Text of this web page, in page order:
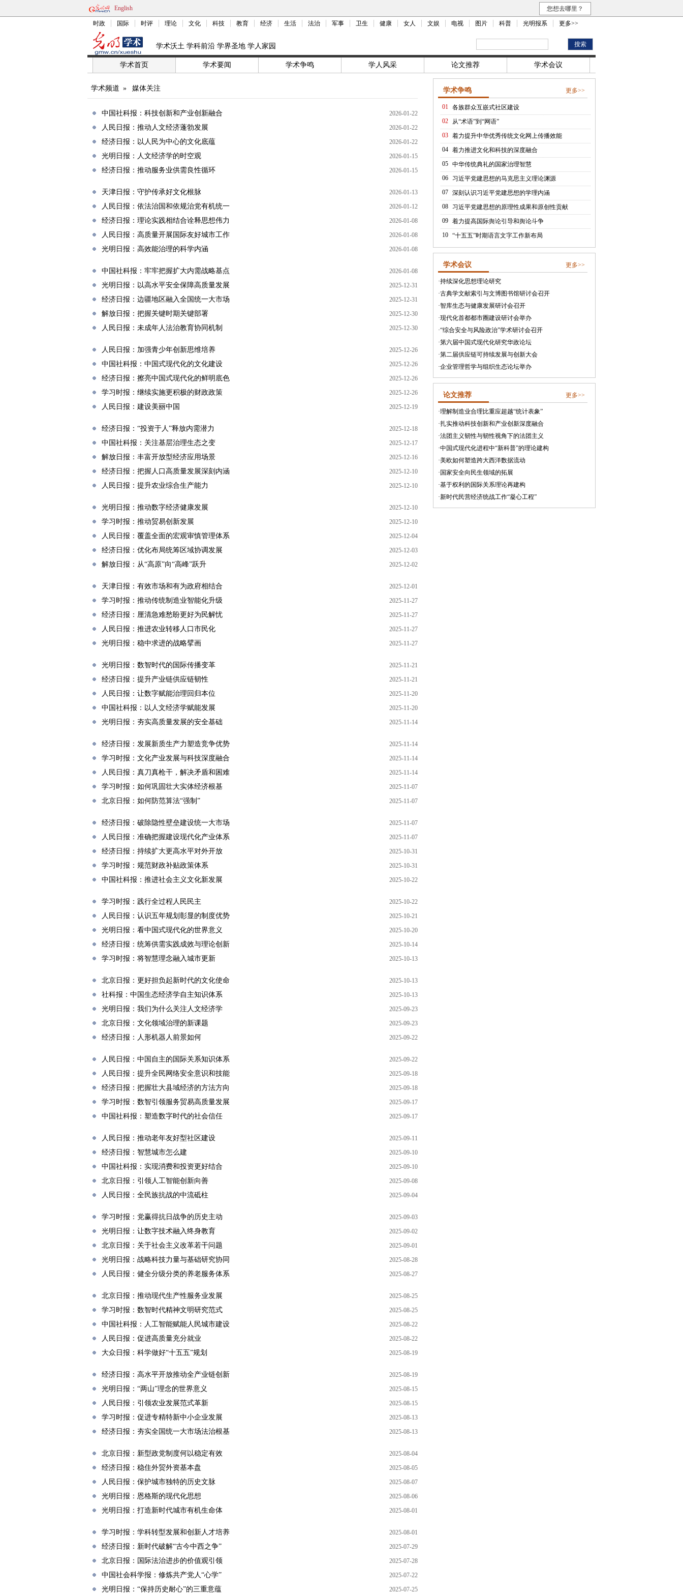
English 您想去哪里？
时政 国际 时评 理论 文化 科技 教育 经济 生活 法治 军事 卫生 健康 女人 文娱 电视 图片 科普 光明报系 更多>>
学术沃土 学科前沿 学界圣地 学人家园
学术首页 学术要闻 学术争鸣 学人风采 论文推荐 学术会议
学术频道 » 媒体关注
中国社科报：科技创新和产业创新融合 2026-01-22
人民日报：推动人文经济蓬勃发展 2026-01-22
经济日报：以人民为中心的文化底蕴 2026-01-22
光明日报：人文经济学的时空观 2026-01-15
经济日报：推动服务业供需良性循环 2026-01-15
天津日报：守护传承好文化根脉 2026-01-13
人民日报：依法治国和依规治党有机统一 2026-01-12
经济日报：理论实践相结合诠释思想伟力 2026-01-08
人民日报：高质量开展国际友好城市工作 2026-01-08
光明日报：高效能治理的科学内涵 2026-01-08
中国社科报：牢牢把握扩大内需战略基点 2026-01-08
光明日报：以高水平安全保障高质量发展 2025-12-31
经济日报：边疆地区融入全国统一大市场 2025-12-31
解放日报：把握关键时期关键部署 2025-12-30
人民日报：未成年人法治教育协同机制 2025-12-30
人民日报：加强青少年创新思维培养 2025-12-26
中国社科报：中国式现代化的文化建设 2025-12-26
经济日报：擦亮中国式现代化的鲜明底色 2025-12-26
学习时报：继续实施更积极的财政政策 2025-12-26
人民日报：建设美丽中国 2025-12-19
经济日报：“投资于人”释放内需潜力 2025-12-18
中国社科报：关注基层治理生态之变 2025-12-17
解放日报：丰富开放型经济应用场景 2025-12-16
经济日报：把握人口高质量发展深刻内涵 2025-12-10
人民日报：提升农业综合生产能力 2025-12-10
光明日报：推动数字经济健康发展 2025-12-10
学习时报：推动贸易创新发展 2025-12-10
人民日报：覆盖全面的宏观审慎管理体系 2025-12-04
经济日报：优化布局统筹区域协调发展 2025-12-03
解放日报：从“高原”向“高峰”跃升 2025-12-02
天津日报：有效市场和有为政府相结合 2025-12-01
学习时报：推动传统制造业智能化升级 2025-11-27
经济日报：厘清急难愁盼更好为民解忧 2025-11-27
人民日报：推进农业转移人口市民化 2025-11-27
光明日报：稳中求进的战略擘画 2025-11-27
光明日报：数智时代的国际传播变革 2025-11-21
经济日报：提升产业链供应链韧性 2025-11-21
人民日报：让数字赋能治理回归本位 2025-11-20
中国社科报：以人文经济学赋能发展 2025-11-20
光明日报：夯实高质量发展的安全基础 2025-11-14
经济日报：发展新质生产力塑造竞争优势 2025-11-14
学习时报：文化产业发展与科技深度融合 2025-11-14
人民日报：真刀真枪干，解决矛盾和困难 2025-11-14
学习时报：如何巩固壮大实体经济根基 2025-11-07
北京日报：如何防范算法“强制” 2025-11-07
经济日报：破除隐性壁垒建设统一大市场 2025-11-07
人民日报：准确把握建设现代化产业体系 2025-11-07
经济日报：持续扩大更高水平对外开放 2025-10-31
学习时报：规范财政补贴政策体系 2025-10-31
中国社科报：推进社会主义文化新发展 2025-10-22
学习时报：践行全过程人民民主 2025-10-22
人民日报：认识五年规划彰显的制度优势 2025-10-21
光明日报：看中国式现代化的世界意义 2025-10-20
经济日报：统筹供需实践成效与理论创新 2025-10-14
学习时报：将智慧理念融入城市更新 2025-10-13
北京日报：更好担负起新时代的文化使命 2025-10-13
社科报：中国生态经济学自主知识体系 2025-10-13
光明日报：我们为什么关注人文经济学 2025-09-23
北京日报：文化领域治理的新课题 2025-09-23
经济日报：人形机器人前景如何 2025-09-22
人民日报：中国自主的国际关系知识体系 2025-09-22
人民日报：提升全民网络安全意识和技能 2025-09-18
经济日报：把握壮大县域经济的方法方向 2025-09-18
学习时报：数智引领服务贸易高质量发展 2025-09-17
中国社科报：塑造数字时代的社会信任 2025-09-17
人民日报：推动老年友好型社区建设 2025-09-11
经济日报：智慧城市怎么建 2025-09-10
中国社科报：实现消费和投资更好结合 2025-09-10
北京日报：引领人工智能创新向善 2025-09-08
人民日报：全民族抗战的中流砥柱 2025-09-04
学习时报：党赢得抗日战争的历史主动 2025-09-03
光明日报：让数字技术融入终身教育 2025-09-02
北京日报：关于社会主义改革若干问题 2025-09-01
光明日报：战略科技力量与基础研究协同 2025-08-28
人民日报：健全分级分类的养老服务体系 2025-08-27
北京日报：推动现代生产性服务业发展 2025-08-25
学习时报：数智时代精神文明研究范式 2025-08-25
中国社科报：人工智能赋能人民城市建设 2025-08-22
人民日报：促进高质量充分就业 2025-08-22
大众日报：科学做好“十五五”规划 2025-08-19
经济日报：高水平开放推动全产业链创新 2025-08-19
光明日报：“两山”理念的世界意义 2025-08-15
人民日报：引领农业发展范式革新 2025-08-15
学习时报：促进专精特新中小企业发展 2025-08-13
经济日报：夯实全国统一大市场法治根基 2025-08-13
北京日报：新型政党制度何以稳定有效 2025-08-04
经济日报：稳住外贸外资基本盘 2025-08-05
人民日报：保护城市独特的历史文脉 2025-08-07
光明日报：恩格斯的现代化思想 2025-08-06
光明日报：打造新时代城市有机生命体 2025-08-01
学习时报：学科转型发展和创新人才培养 2025-08-01
经济日报：新时代破解“古今中西之争” 2025-07-29
北京日报：国际法治进步的价值观引领 2025-07-28
中国社会科学报：修炼共产党人“心学” 2025-07-22
光明日报：“保持历史耐心”的三重意蕴 2025-07-25
学术争鸣 更多>>
01 各族群众互嵌式社区建设
02
从“术语”到“网语”
03 着力提升中华优秀传统文化网上传播效能
04 着力推进文化和科技的深度融合
05 中华传统典礼的国家治理智慧
06
习近平党建思想的马克思主义理论渊源
07 深刻认识习近平党建思想的学理内涵
08
习近平党建思想的原理性成果和原创性贡献
09 着力提高国际舆论引导和舆论斗争
10 “十五五”时期语言文字工作新布局
学术会议 更多>>
·持续深化思想理论研究
·古典学文献索引与文博图书馆研讨会召开
·智库生态与健康发展研讨会召开
·现代化首都都市圈建设研讨会举办
·“综合安全与风险政治”学术研讨会召开
·第六届中国式现代化研究华政论坛
·第二届供应链可持续发展与创新大会
·企业管理哲学与组织生态论坛举办
论文推荐 更多>>
·理解制造业合理比重应超越“统计表象”
·扎实推动科技创新和产业创新深度融合
·法团主义韧性与韧性视角下的法团主义
·中国式现代化进程中“新科普”的理论建构
·美欧如何塑造跨大西洋数据流动
· 国家安全向民生领域的拓展
·基于权利的国际关系理论再建构
·新时代民营经济统战工作“凝心工程”